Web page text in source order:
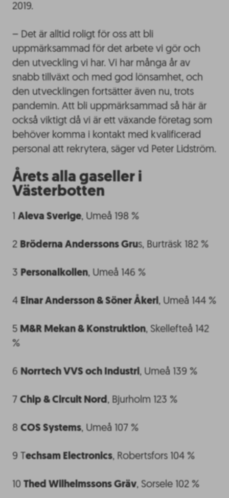
2019.
– Det är alltid roligt för oss att bli
uppmärksammad för det arbete vi gör och
den utveckling vi har. Vi har många år av
snabb tillväxt och med god lönsamhet, och
den utvecklingen fortsätter även nu, trots
pandemin. Att bli uppmärksammad så här är
också viktigt då vi är ett växande företag som
behöver komma i kontakt med kvalificerad
personal att rekrytera, säger vd Peter Lidström.
Årets alla gaseller i
Västerbotten
1 Aleva Sverige, Umeå 198 %
2 Bröderna Anderssons Grus, Burträsk 182 %
3 Personalkollen, Umeå 146 %
4 Einar Andersson & Söner Åkeri, Umeå 144 %
5 M&R Mekan & Konstruktion, Skellefteå 142
%
6 Norrtech VVS och Industri, Umeå 139 %
7 Chip & Circuit Nord, Bjurholm 123 %
8 COS Systems, Umeå 107 %
9 Techsam Electronics, Robertsfors 104 %
10Thed Wilhelmssons Gräv, Sorsele 102 %